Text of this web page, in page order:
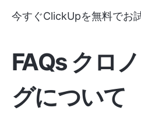
今すぐClickUpを無料でお
FAQs クロ
グについて